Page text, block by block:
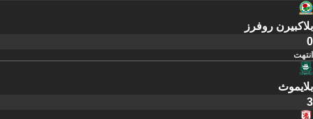
بلاكبيرن روفرز
0
انتهت
بلايموث
3